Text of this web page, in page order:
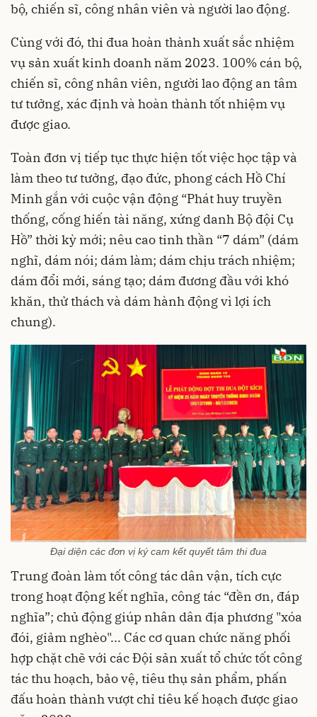
bộ, chiến sĩ, công nhân viên và người lao động.
Cùng với đó, thi đua hoàn thành xuất sắc nhiệm
vụ sản xuất kinh doanh năm 2023. 100% cán bộ,
chiến sĩ, công nhân viên, người lao động an tâm
tư tưởng, xác định và hoàn thành tốt nhiệm vụ
được giao.
Toàn đơn vị tiếp tục thực hiện tốt việc học tập và
làm theo tư tưởng, đạo đức, phong cách Hồ Chí
Minh gắn với cuộc vận động “Phát huy truyền
thống, cống hiến tài năng, xứng danh Bộ đội Cụ
Hồ” thời kỳ mới; nêu cao tinh thần “7 dám” (dám
nghĩ, dám nói; dám làm; dám chịu trách nhiệm;
dám đổi mới, sáng tạo; dám đương đầu với khó
khăn, thử thách và dám hành động vì lợi ích
chung).
Đại diện các đơn vị ký cam kết quyết tâm thi đua
Trung đoàn làm tốt công tác dân vận, tích cực
trong hoạt động kết nghĩa, công tác “đền ơn, đáp
nghĩa”; chủ động giúp nhân dân địa phương "xóa
đói, giảm nghèo"... Các cơ quan chức năng phối
hợp chặt chẽ với các Đội sản xuất tổ chức tốt công
tác thu hoạch, bảo vệ, tiêu thụ sản phẩm, phấn
đấu hoàn thành vượt chỉ tiêu kế hoạch được giao